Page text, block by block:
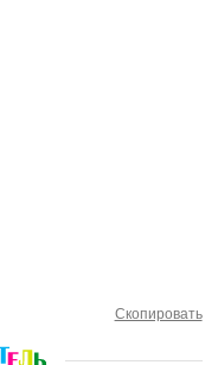
Скопировать